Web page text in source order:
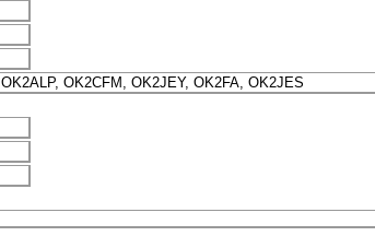
OK2ALP, OK2CFM, OK2JEY, OK2FA, OK2JES